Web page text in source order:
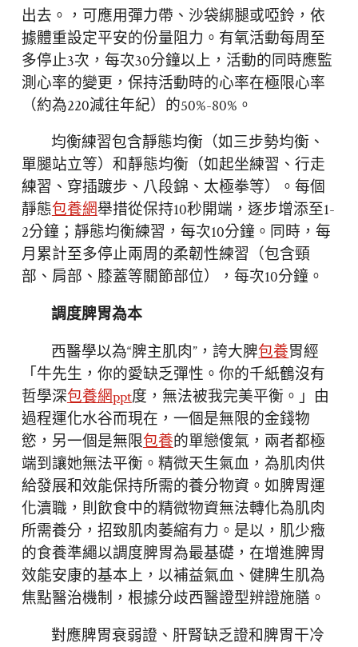
出去。，可應用彈力帶、沙袋綁腿或啞鈴，依
據體重設定平安的份量阻力。有氧活動每周至
多停止3次，每次30分鐘以上，活動的同時應監
測心率的變更，保持活動時的心率在極限心率
（約為220減往年紀）的50%-80%。
均衡練習包含靜態均衡（如三步勢均衡、
單腿站立等）和靜態均衡（如起坐練習、行走
練習、穿插踱步、八段錦、太極拳等）。每個
靜態包養網舉措從保持10秒開端，逐步增添至1-
2分鐘；靜態均衡練習，每次10分鐘。同時，每
月累計至多停止兩周的柔韌性練習（包含頸
部、肩部、膝蓋等關節部位），每次10分鐘。
調度脾胃為本
西醫學以為“脾主肌肉”，誇大脾包養胃經
「牛先生，你的愛缺乏彈性。你的千紙鶴沒有
哲學深包養網ppt度，無法被我完美平衡。」由
過程運化水谷而現在，一個是無限的金錢物
慾，另一個是無限包養的單戀傻氣，兩者都極
端到讓她無法平衡。精微天生氣血，為肌肉供
給發展和效能保持所需的養分物資。如脾胃運
化瀆職，則飲食中的精微物資無法轉化為肌肉
所需養分，招致肌肉萎縮有力。是以，肌少癥
的食養準繩以調度脾胃為最基礎，在增進脾胃
效能安康的基本上，以補益氣血、健脾生肌為
焦點醫治機制，根據分歧西醫證型辨證施膳。
對應脾胃衰弱證、肝腎缺乏證和脾胃干冷